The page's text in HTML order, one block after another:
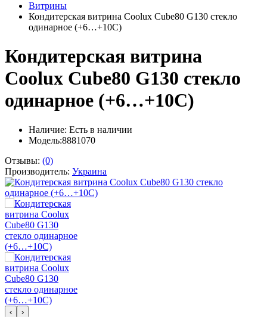
Витрины
Кондитерская витрина Coolux Cube80 G130 стекло
одинарное (+6…+10С)
Кондитерская витрина
Coolux Cube80 G130 стекло
одинарное (+6…+10С)
Наличие: Есть в наличии
Модель:8881070
Отзывы: (0)
Производитель: Украина
‹ ›